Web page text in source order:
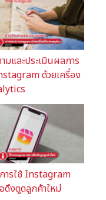
มและประเมินผลการ
ด้วยเครื่อง
ารใช้ Instagram
ดึงดูดลูกค้าใหม่